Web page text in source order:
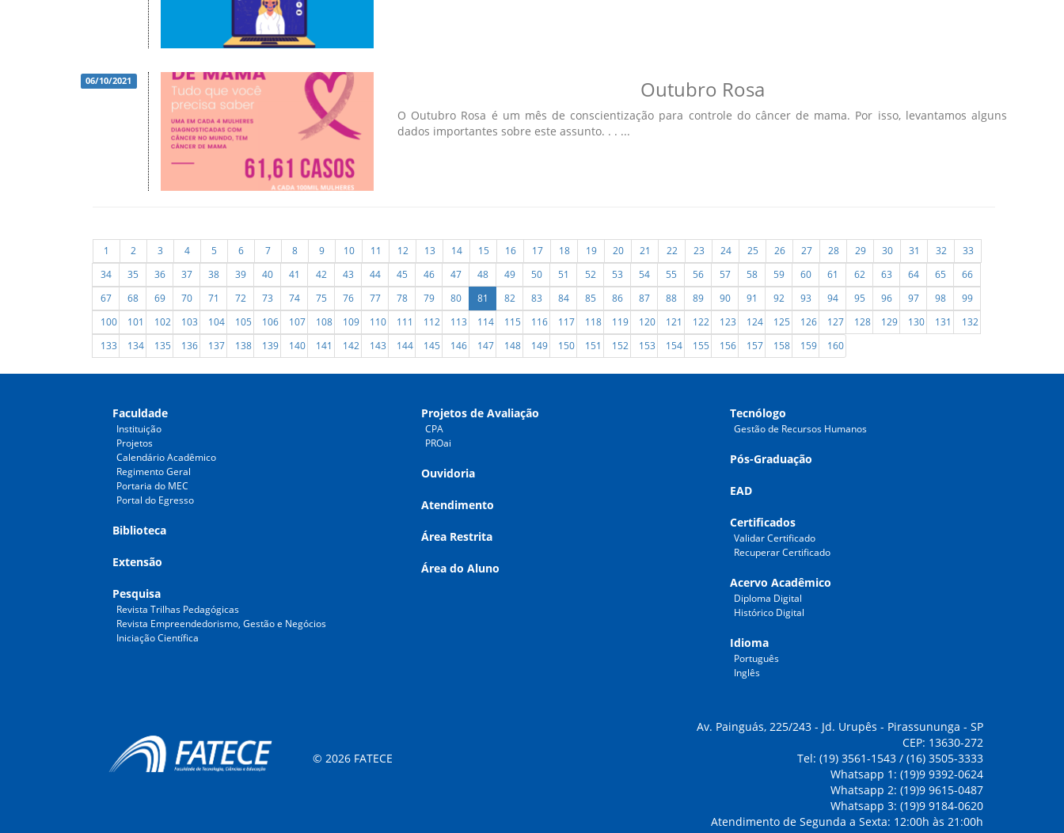
06/10/2021 Outubro Rosa
O Outubro Rosa é um mês de conscientização para controle do câncer de mama. Por isso, levantamos alguns
dados importantes sobre este assunto. . . ...
1 2 3 4 5 6 7 8 9 10 11 12 13 14 15 16 17 18 19 20 21 22 23 24 25 26 27 28 29 30 31 32
33
34
35 36 37 38 39 40 41 42 43 44 45 46 47 48 49 50 51 52 53 54 55 56 57 58 59 60 61 62 63 64 65
66
67
68 69 70 71 72 73 74 75 76 77 78 79 80 81 82 83 84 85 86 87 88 89 90 91 92 93 94 95 96 97 98
99
100
101 102 103 104 105 106 107 108 109 110 111 112 113 114 115 116 117 118 119 120 121 122 123 124 125 126 127 128 129 130 131
132
133
134 135 136 137 138 139 140 141 142 143 144 145 146 147 148 149 150 151 152 153 154 155 156 157 158 159 160
Faculdade
Instituição
Projetos
Calendário Acadêmico
Regimento Geral
Portaria do MEC
Portal do Egresso
Biblioteca
Extensão
Pesquisa
Revista Trilhas Pedagógicas
Revista Empreendedorismo, Gestão e Negócios
Iniciação Científica
Projetos de Avaliação
CPA
PROai
Ouvidoria
Atendimento
Área Restrita
Área do Aluno
Tecnólogo
Gestão de Recursos Humanos
Pós-Graduação
EAD
Certificados
Validar Certificado
Recuperar Certificado
Acervo Acadêmico
Diploma Digital
Histórico Digital
Idioma
Português
Inglês
© 2026 FATECE
Av. Painguás, 225/243 - Jd. Urupês - Pirassununga - SP
CEP: 13630-272
Tel: (19) 3561-1543 / (16) 3505-3333
Whatsapp 1: (19)9 9392-0624
Whatsapp 2: (19)9 9615-0487
Whatsapp 3: (19)9 9184-0620
Atendimento de Segunda a Sexta: 12:00h às 21:00h